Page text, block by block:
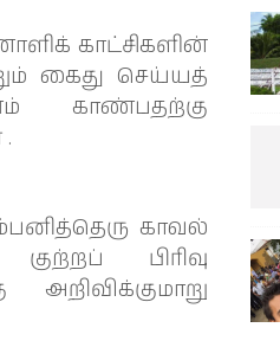
காட்சிகளின்
கைது செய்யத்
காண்பதற்கு
காவல்
பிரிவு
அறிவிக்குமாறு